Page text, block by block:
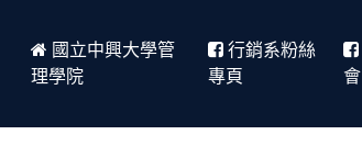
國立中興大學管
理學院
行銷系粉絲
專頁
會